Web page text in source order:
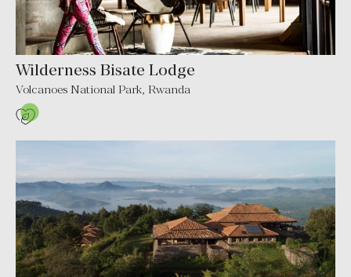
Wilderness Bisate Lodge
Volcanoes National Park, Rwanda